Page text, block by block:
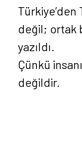
değil; ortak
yazıldı.
Çünkü
değildir.